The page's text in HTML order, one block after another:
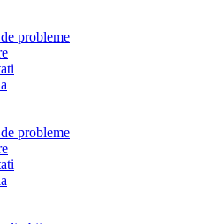
probleme
probleme